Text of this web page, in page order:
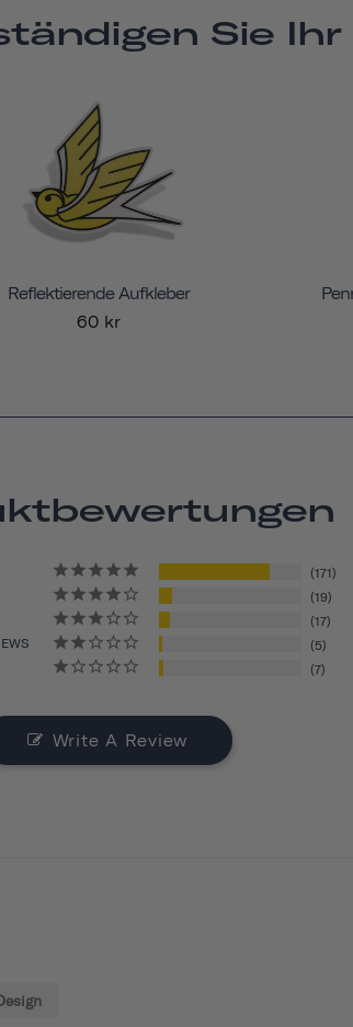
Sie Ihr
Reflektierende Aufkleber
60 kr
171
19
17
5
7
Write A Review